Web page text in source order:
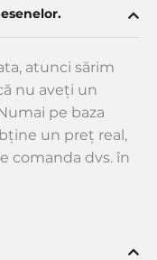
atunci sărim
nu aveți un
pe baza
un preț real,
comanda dvs. în